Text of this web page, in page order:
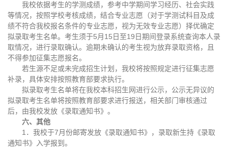
我校依据考生的学测成绩，参考中学期间学习经历、社会实践
等情况，按照学校考核成绩，结合专业志愿（对于学测试科目及成
绩不符合我校报名条件的专业志愿，视为无效专业志愿）择优确定
拟录取考生名单。考生须于5月15日至19日期间登录系统查询本人录
取情况，进行录取确认。逾期未确认的考生视为放弃录取资格，且
不得参加征集志愿报名。
若生源不足或未完成招生计划，我校将按照规定进行征集志愿
补录，具体安排按照教育部要求执行。
拟录取考生名单将在我校本科招生网进行公示，公示无异议的
拟录取考生名单将按照教育部要求进行报送，相关部门审核通过
后，由我校发放《录取通知书》。
六、其他
1．我校于7月份邮寄发放《录取通知书》，录取新生持《录取
通知书》入学报到。